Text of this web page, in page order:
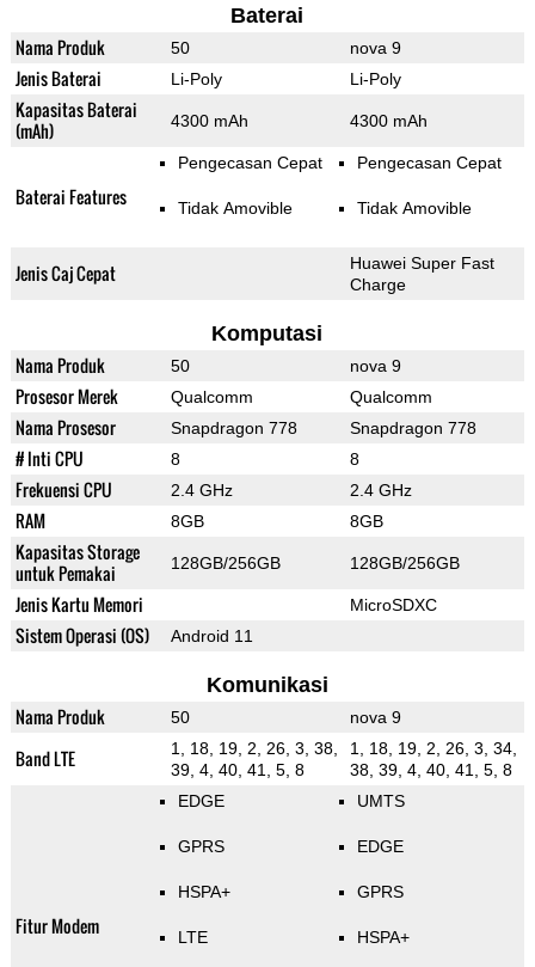
Baterai
Nama Produk 50 nova 9
Jenis Baterai Li-Poly Li-Poly
Kapasitas Baterai
(mAh)
4300 mAh 4300 mAh
Baterai Features
Pengecasan Cepat
Tidak Amovible
Pengecasan Cepat
Tidak Amovible
Jenis Caj Cepat
Huawei Super Fast
Charge
Komputasi
Nama Produk 50 nova 9
Prosesor Merek Qualcomm Qualcomm
Nama Prosesor Snapdragon 778 Snapdragon 778
# Inti CPU 8 8
Frekuensi CPU 2.4 GHz 2.4 GHz
RAM 8GB 8GB
Kapasitas Storage
untuk Pemakai
128GB/256GB 128GB/256GB
Jenis Kartu Memori MicroSDXC
Sistem Operasi (OS) Android 11
Komunikasi
Nama Produk 50 nova 9
Band LTE
1, 18, 19, 2, 26, 3, 38,
39, 4, 40, 41, 5, 8
1, 18, 19, 2, 26, 3, 34,
38, 39, 4, 40, 41, 5, 8
Fitur Modem
EDGE
GPRS
HSPA+
LTE
UMTS
EDGE
GPRS
HSPA+